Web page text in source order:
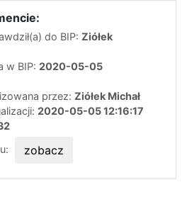
do BIP: Ziółek
w BIP: 2020-05-05
przez: Ziółek Michał
2020-05-05 12:16:17
zobacz